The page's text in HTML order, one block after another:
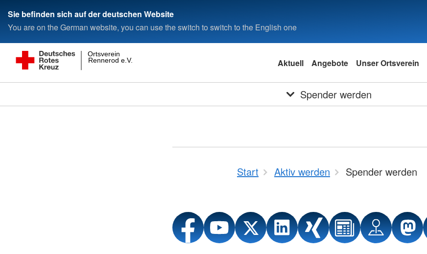
Sie befinden sich auf der deutschen Website
You are on the German website, you can use the switch to switch to the English one
Rennerod e.V.
Ortsverein
Aktuell Angebote Unser Ortsverein
Spender werden
Start Aktiv werden Spender werden